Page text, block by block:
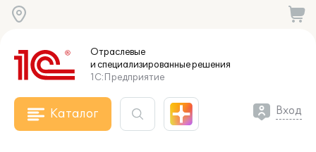
Отраслевые
и специализированныерешения
1С:Предприятие
Каталог Вход